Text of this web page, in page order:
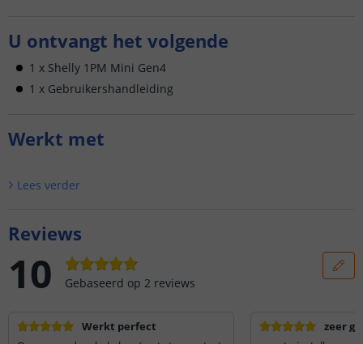
U ontvangt het volgende
1 x Shelly 1PM Mini Gen4
1 x Gebruikershandleiding
Werkt met
Lees verder
Reviews
10 Gebaseerd op 2 reviews
Werkt perfect
zeer